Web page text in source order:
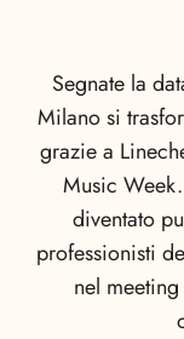
Segnate la
Milano si
grazie a
Music
diventato
professionisti
nel